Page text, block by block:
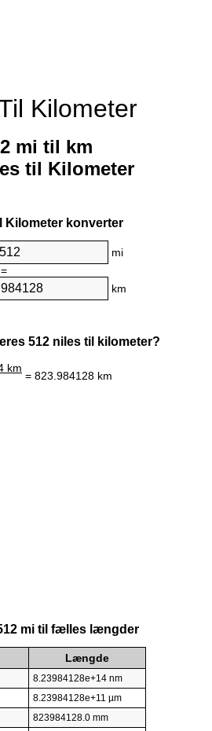
Kilometer
mi til km
til Kilometer
Kilometer konverter
mi
=
km
512 niles til kilometer?
km
= 823.984128 km
mi til fælles længder
Længde
8.23984128e+14 nm
8.23984128e+11 µm
823984128.0 mm